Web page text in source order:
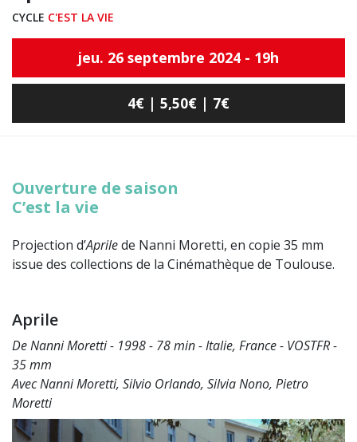
CYCLE C'EST LA VIE
jeu. 26 septembre 2024 - 19h
4€ | 5,50€ | 7€
Ouverture de saison
C’est la vie
Projection d’Aprilede Nanni Moretti, en copie 35 mm
issue des collections de la Cinémathèque de Toulouse.
Aprile
De Nanni Moretti - 1998 - 78 min - Italie, France - VOSTFR -
35 mm
Avec Nanni Moretti, Silvio Orlando, Silvia Nono, Pietro
Moretti